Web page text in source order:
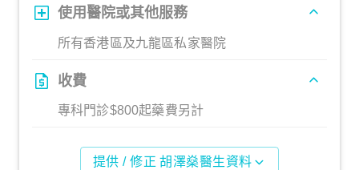
使用醫院或其他服務
所有香港區及九龍區私家醫院
收費
專科門診$800起藥費另計
提供 / 修正 胡澤燊醫生資料